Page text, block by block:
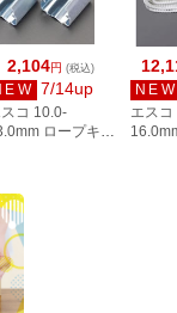
2,104円 (税込)
7/14up
コ 10.0-
ロープキャ
NEW
エスコ